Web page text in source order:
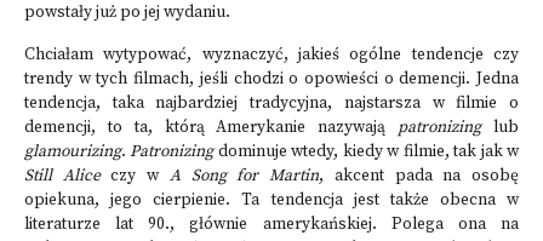
powstały już po jej wydaniu.
Chciałam wytypować, wyznaczyć, jakieś ogólne tendencje czy
trendy w tych filmach, jeśli chodzi o opowieści o demencji. Jedna
tendencja, taka najbardziej tradycyjna, najstarsza w filmie o
demencji, to ta, którą Amerykanie nazywają patronizinglub
glamourizing.Patronizingdominuje wtedy, kiedy w filmie, tak jak w
Still Aliceczy wA Song for Martin, akcent pada na osobę
opiekuna, jego cierpienie. Ta tendencja jest także obecna w
literaturze lat 90., głównie amerykańskiej. Polega ona na